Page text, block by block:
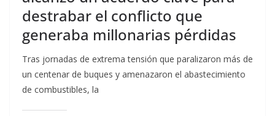
destrabar el conflicto que
generaba millonarias pérdidas
Tras jornadas de extrema tensión que paralizaron más de
un centenar de buques y amenazaron el abastecimiento
de combustibles, la